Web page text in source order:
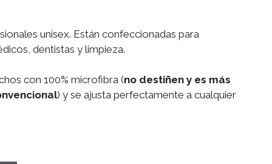
unisex. Están confeccionadas para
dentistas y limpieza.
con 100% microfibra (no destiñen y es más
) y se ajusta perfectamente a cualquier